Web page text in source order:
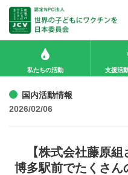
私たちの活動 支援活
国内活動情報
2026/02/06
【株式会社藤原
博多駅前でたくさん